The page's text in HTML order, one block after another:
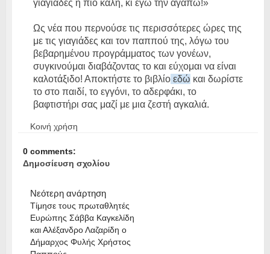
γιαγιάδες η πιο καλή, κι εγώ την αγαπώ!»
Ως νέα που περνούσε τις περισσότερες ώρες της
με τις γιαγιάδες και τον παππού της, λόγω του
βεβαρημένου προγράμματος των γονέων,
συγκινούμαι διαβάζοντας το και εύχομαι να είναι
καλοτάξιδο! Αποκτήστε το βιβλίο εδώ και δωρίστε
το στο παιδί, το εγγόνι, το αδερφάκι, το
βαφτιστήρι σας μαζί με μια ζεστή αγκαλιά.
Κοινή χρήση
0 comments:
Δημοσίευση σχολίου
Νεότερη ανάρτηση
Τίμησε τους πρωταθλητές
Ευρώπης Σάββα Καγκελίδη
και Αλέξανδρο Λαζαρίδη ο
Δήμαρχος Φυλής Χρήστος